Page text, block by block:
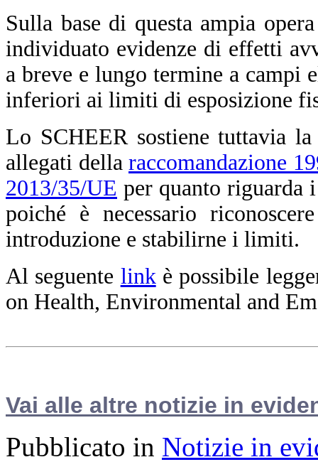
Sulla base di questa ampia
individuato evidenze di effetti
a breve e lungo termine a campi
inferiori ai limiti di esposizione
Lo SCHEER sostiene tuttavia
allegati della raccomandazione
2013/35/UE per quanto riguarda
poiché è necessario
introduzione e stabilirne i limiti.
Al seguente linkè possibile
on Health, Environmental and
Vai alle altre notizie in
Pubblicato in Notizie in